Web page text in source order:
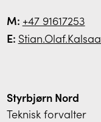
M: +47 91617253
E:
Styrbjørn Nord
Teknisk forvalter